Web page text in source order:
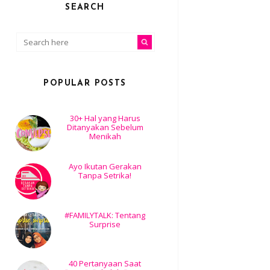
SEARCH
POPULAR POSTS
30+ Hal yang Harus
Ditanyakan Sebelum
Menikah
Ayo Ikutan Gerakan
Tanpa Setrika!
#FAMILYTALK: Tentang
Surprise
40 Pertanyaan Saat